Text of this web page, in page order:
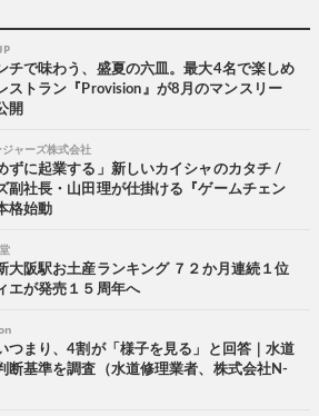
チで味わう、盛夏の六皿。最大4名で楽しめ
ストラン『Provision』が8月のマンスリー
開
ャーズ株式会社
ずに起業する」新しいカイシャのカタチ /
副社長・山田理が仕掛ける『ゲームチェン
格始動
大阪駅お土産ランキング ７２か月連続１位
エが発売１５周年へ
つまり、4割が「様子を見る」と回答｜水道
断基準を調査（水道修理業者、株式会社N-